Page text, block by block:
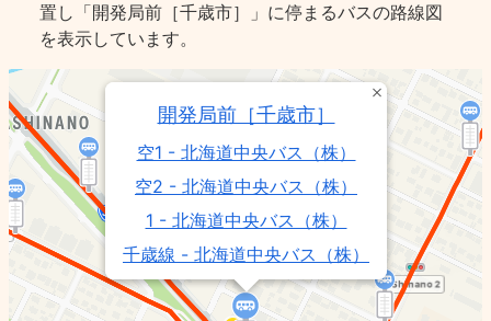
置し「開発局前［千歳市］」に停まるバスの路線図
を表示しています。
開発局前［千歳市］
空1 - 北海道中央バス（株）
空2 - 北海道中央バス（株）
1 - 北海道中央バス（株）
千歳線 - 北海道中央バス（株）
2 - 北海道中央バス（株）